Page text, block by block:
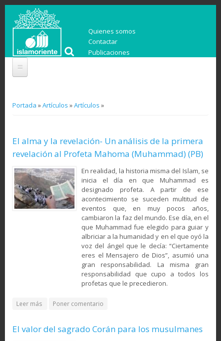
Quienes somos
Contactar
Publicaciones
You are here
Portada »Artículos »Artículos »
El alma y la revelación- Un análisis de la primera
revelación al Profeta Mahoma (Muhammad) (PB)
En realidad, la historia misma del Islam, se
inicia el día en que Muhammad es
designado profeta. A partir de ese
acontecimiento se suceden multitud de
eventos que, en muy pocos años,
cambiaron la faz del mundo. Ese día, en el
que Muhammad fue elegido para guiar y
albriciar a la humanidad y en el que oyó la
voz del ángel que le decía: “Ciertamente
eres el Mensajero de Dios”, asumió una
gran responsabilidad. La misma gran
responsabilidad que cupo a todos los
profetas que le precedieron.
Leer más about El alma y la revelación- Un análisis de la primera
Poner comentario
El valor del sagrado Corán para los musulmanes